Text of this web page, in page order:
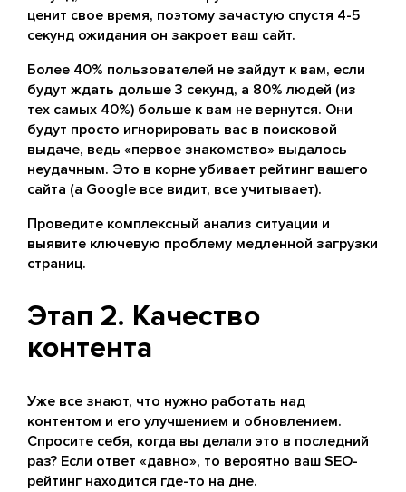
ценит свое время, поэтому зачастую спустя 4-5
секунд ожидания он закроет ваш сайт.
Более 40% пользователей не зайдут к вам, если
будут ждать дольше 3 секунд, а 80% людей (из
тех самых 40%) больше к вам не вернутся. Они
будут просто игнорировать вас в поисковой
выдаче, ведь «первое знакомство» выдалось
неудачным. Это в корне убивает рейтинг вашего
сайта (а Google все видит, все учитывает).
Проведите комплексный анализ ситуации и
выявите ключевую проблему медленной загрузки
страниц.
Этап 2. Качество
контента
Уже все знают, что нужно работать над
контентом и его улучшением и обновлением.
Спросите себя, когда вы делали это в последний
раз? Если ответ «давно», то вероятно ваш SEO-
рейтинг находится где-то на дне.